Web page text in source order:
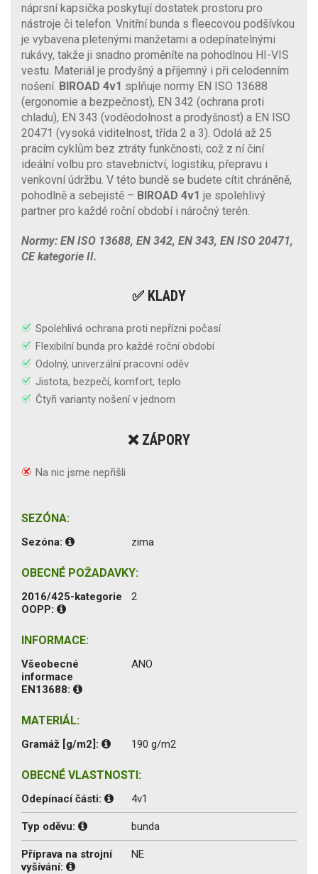
náprsní kapsička poskytují dostatek prostoru pro
nástroje či telefon. Vnitřní bunda s fleecovou podšívkou
je vybavena pletenými manžetami a odepínatelnými
rukávy, takže ji snadno proměníte na pohodlnou HI-VIS
vestu. Materiál je prodyšný a příjemný i při celodenním
nošení. BIROAD 4v1 splňuje normy EN ISO 13688
(ergonomie a bezpečnost), EN 342 (ochrana proti
chladu), EN 343 (voděodolnost a prodyšnost) a EN ISO
20471 (vysoká viditelnost, třída 2 a 3). Odolá až 25
pracím cyklům bez ztráty funkčnosti, což z ní činí
ideální volbu pro stavebnictví, logistiku, přepravu i
venkovní údržbu. V této bundě se budete cítit chráněně,
pohodlně a sebejistě – BIROAD 4v1 je spolehlivý
partner pro každé roční období i náročný terén.
Normy: EN ISO 13688, EN 342, EN 343, EN ISO 20471,
CE kategorie II.
✅ KLADY
Spolehlivá ochrana proti nepřízni počasí
Flexibilní bunda pro každé roční období
Odolný, univerzální pracovní oděv
Jistota, bezpečí, komfort, teplo
Čtyři varianty nošení v jednom
❌ ZÁPORY
Na nic jsme nepřišli
SEZÓNA:
Sezóna: zima
OBECNÉ POŽADAVKY:
2016/425-kategorie
OOPP:
2
INFORMACE:
Všeobecné
informace
EN13688:
ANO
MATERIÁL:
Gramáž [g/m2]: 190 g/m2
OBECNÉ VLASTNOSTI:
Odepínací části: 4v1
Typ oděvu: bunda
Příprava na strojní
vyšívání:
NE